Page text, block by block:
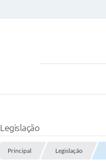
Legislação
Principal Legislação